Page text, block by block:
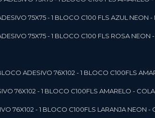
75X75 - 1 BLOCO C100 FLS AZUL NEON -
75X75 - 1 BLOCO C100 FLS ROSA NEON
BLOCO ADESIVO 76X102 - 1 BLOCO C100FLS
76X102 - 1 BLOCO C100FLS AMARELO -
76X102 - 1 BLOCO C100FLS LARANJA NEON -